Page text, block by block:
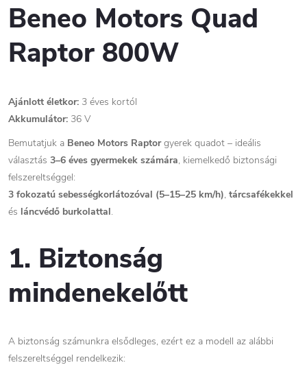
Beneo Motors Quad
Raptor 800W
Ajánlott életkor: 3 éves kortól
Akkumulátor: 36 V
Bemutatjuk a Beneo Motors Raptorgyerek quadot – ideális
választás 3–6 éves gyermekek számára, kiemelkedő biztonsági
felszereltséggel:
3 fokozatú sebességkorlátozóval (5–15–25 km/h), tárcsafékekkel
és láncvédő burkolattal.
1. Biztonság
mindenekelőtt
A biztonság számunkra elsődleges, ezért ez a modell az alábbi
felszereltséggel rendelkezik: